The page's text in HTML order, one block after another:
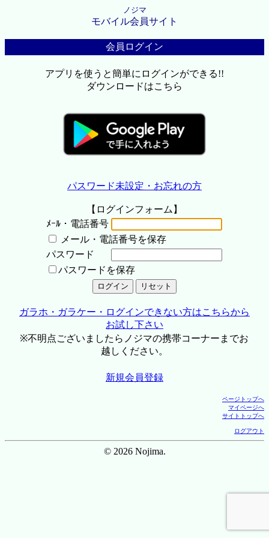
ノジマ
モバイル会員サイト
会員ログイン
アプリを使うと簡単にログインができる!!
ダウンロードはこちら
パスワード未設定・お忘れの方
【ログインフォーム】
ﾒｰﾙ・電話番号
メール・電話番号を保存
パスワード
パスワードを保存
ガラホ・ガラケー・ログインできない方はこちらから
お試し下さい
※不明点ございましたらノジマの携帯コーナーまでお
越しください。
新規会員登録
ページトップへ
マイページへ
サイトトップへ
ログアウト
© 2026 Nojima.